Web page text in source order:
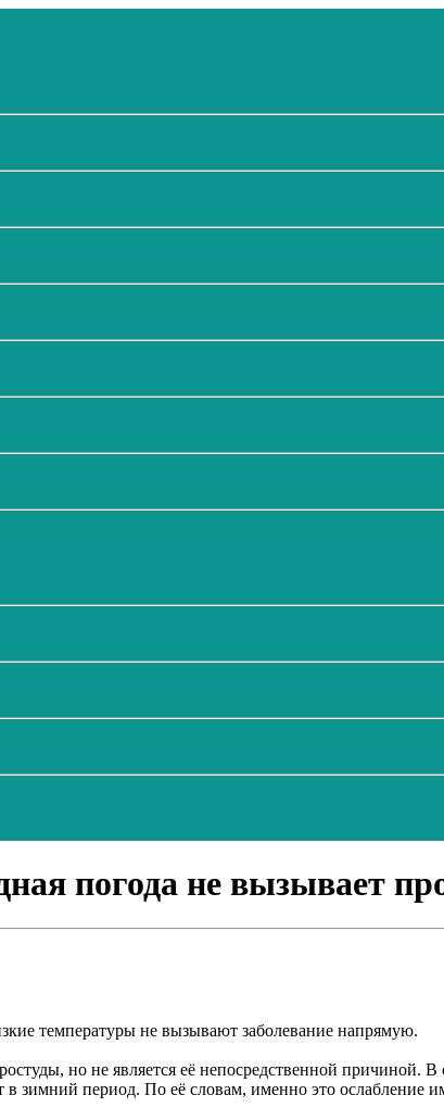
погода не вызывает
температуры не вызывают заболевание напрямую.
но не является её непосредственной причиной.
зимний период. По её словам, именно это ослабление